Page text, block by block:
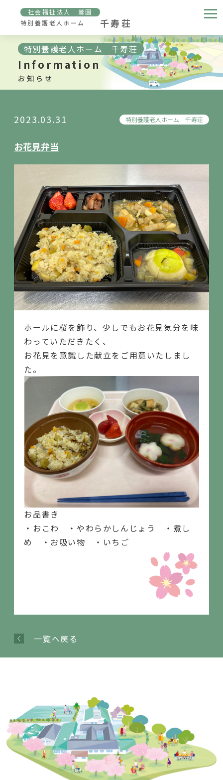
社会福祉法人 鶯園
特別養護老人ホーム
千寿荘
特別養護老人ホーム 千寿荘
Information
お知らせ
2023.03.31 特別養護老人ホーム 千寿荘
お花見弁当
ホールに桜を飾り、少しでもお花見気分を味
わっていただきたく、
お花見を意識した献立をご用意いたしまし
た。
お品書き
・おこわ ・やわらかしんじょう ・煮し
め ・お吸い物 ・いちご
一覧へ戻る